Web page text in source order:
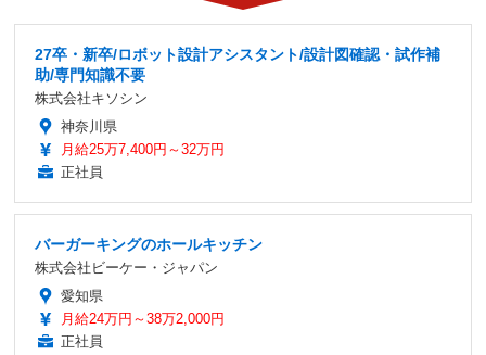
27卒・新卒/ロボット設計アシスタント/設計図確認・試作補
助/専門知識不要
株式会社キソシン
神奈川県
月給25万7,400円～32万円
正社員
バーガーキングのホールキッチン
株式会社ビーケー・ジャパン
愛知県
月給24万円～38万2,000円
正社員